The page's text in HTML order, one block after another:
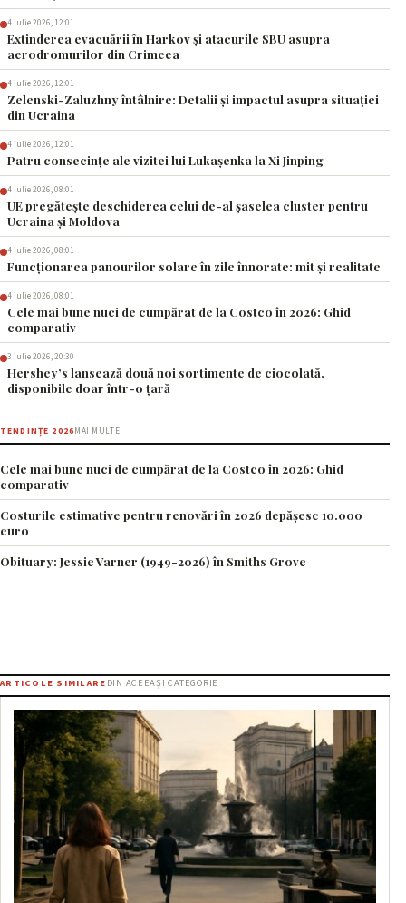
4 iulie 2026, 12:01
Extinderea evacuării în Harkov și atacurile SBU asupra
aerodromurilor din Crimeea
4 iulie 2026, 12:01
Zelenski-Zaluzhny întâlnire: Detalii și impactul asupra situației
din Ucraina
4 iulie 2026, 12:01
Patru consecințe ale vizitei lui Lukașenka la Xi Jinping
4 iulie 2026, 08:01
UE pregătește deschiderea celui de-al șaselea cluster pentru
Ucraina și Moldova
4 iulie 2026, 08:01
Funcționarea panourilor solare în zile înnorate: mit și realitate
4 iulie 2026, 08:01
Cele mai bune nuci de cumpărat de la Costco în 2026: Ghid
comparativ
3 iulie 2026, 20:30
Hershey’s lansează două noi sortimente de ciocolată,
disponibile doar într-o țară
TENDINȚE 2026MAI MULTE
Cele mai bune nuci de cumpărat de la Costco în 2026: Ghid
comparativ
Costurile estimative pentru renovări în 2026 depășesc 10.000
euro
Obituary: Jessie Varner (1949-2026) în Smiths Grove
ARTICOLE SIMILARE DIN ACEEAȘI CATEGORIE